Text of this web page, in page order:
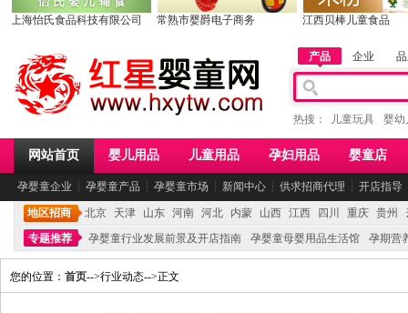
上海怡氏食品科技有限公司 常熟市婴爵电子商务 江西贝棒儿童食品
产品 企业
热搜： 儿童玩具 婴幼
网站首页 婴儿用品 儿童用品 孕妇用品 婴童店
孕婴童企业 ┆ 孕婴童产品 ┆ 孕婴童市场 ┆ 新闻中心 ┆ 供求招商代理 ┆ 开店指导
地区招商 北京 天津 山东 河南 河北 内蒙 山西 江西 四川 重庆 贵州
专题推荐
孕婴童行业发展前景及开店指南 孕婴童母婴用品生活馆 孕期营
您的位置： 首页-->行业动态-->正文